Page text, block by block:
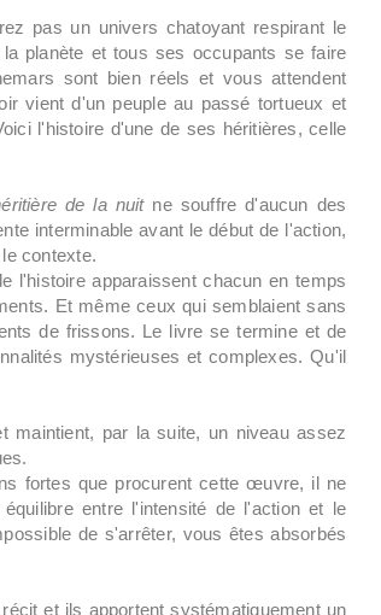
pas un univers chatoyant respirant le
planète et tous ses occupants se faire
sont bien réels et vous attendent
vient d'un peuple au passé tortueux et
l'histoire d'une de ses héritières, celle
de la nuitne souffre d'aucun des
interminable avant le début de l'action,
contexte.
l'histoire apparaissent chacun en temps
Et même ceux qui semblaient sans
de frissons. Le livre se termine et de
mystérieuses et complexes. Qu'il
maintient, par la suite, un niveau assez
fortes que procurent cette œuvre, il ne
entre l'intensité de l'action et le
de s'arrêter, vous êtes absorbés
et ils apportent systématiquement un